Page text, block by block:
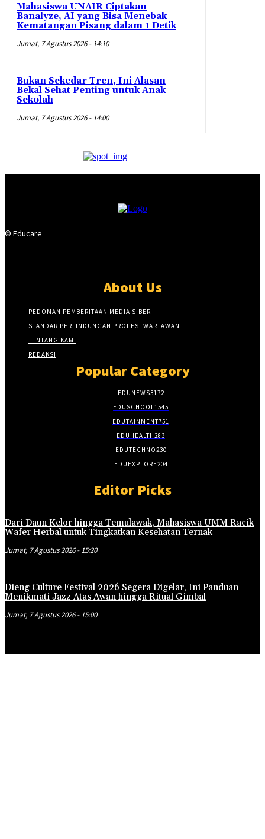
Mahasiswa UNAIR Ciptakan
Banalyze, AI yang Bisa Menebak
Kematangan Pisang dalam 1 Detik
Jumat, 7 Agustus 2026 - 14:10
Bukan Sekedar Tren, Ini Alasan
Bekal Sehat Penting untuk Anak
Sekolah
Jumat, 7 Agustus 2026 - 14:00
© Educare
About Us
PEDOMAN PEMBERITAAN MEDIA SIBER
STANDAR PERLINDUNGAN PROFESI WARTAWAN
TENTANG KAMI
REDAKSI
Popular Category
EDUNEWS3172
EDUSCHOOL1545
EDUTAINMENT751
EDUHEALTH283
EDUTECHNO230
EDUEXPLORE204
Editor Picks
Dari Daun Kelor hingga Temulawak, Mahasiswa UMM Racik
Wafer Herbal untuk Tingkatkan Kesehatan Ternak
Jumat, 7 Agustus 2026 - 15:20
Dieng Culture Festival 2026 Segera Digelar, Ini Panduan
Menikmati Jazz Atas Awan hingga Ritual Gimbal
Jumat, 7 Agustus 2026 - 15:00